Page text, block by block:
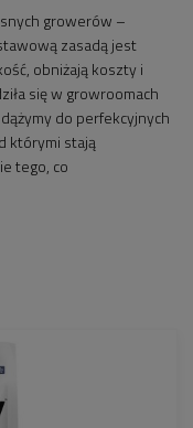
growerów –
zasadą jest
obniżają koszty i
się w growroomach
do perfekcyjnych
którymi stają
tego, co